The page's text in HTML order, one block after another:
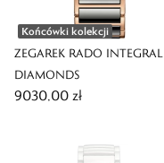
Końcówki kolekcji
ZEGAREK RADO INTEGRAL
DIAMONDS
9030,00 zł